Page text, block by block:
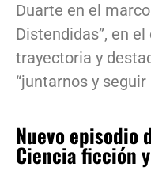
Duarte en el
Distendidas”, en
trayectoria y
“juntarnos y
Nuevo episodio
Ciencia ficción